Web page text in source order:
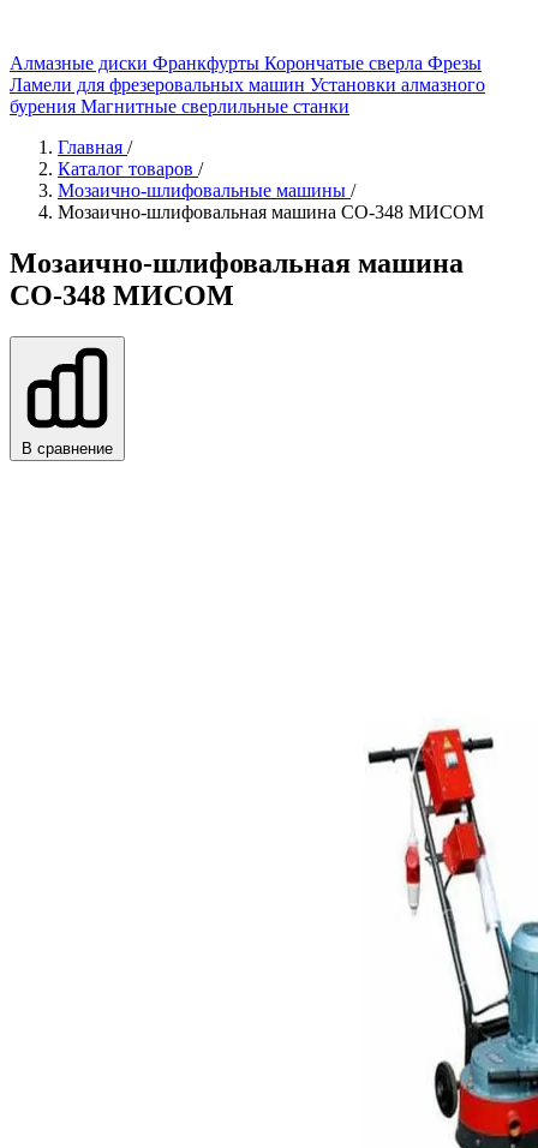
Алмазные диски Франкфурты Корончатые сверла Фрезы
Ламели для фрезеровальных машин Установки алмазного
бурения Магнитные сверлильные станки
Главная /
Каталог товаров /
Мозаично-шлифовальные машины /
Мозаично-шлифовальная машина СО-348 МИСОМ
Мозаично-шлифовальная машина
СО-348 МИСОМ
В сравнение